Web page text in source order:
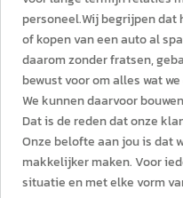
personeel.Wij begrijpen
of kopen van een auto al
daarom zonder fratsen,
bewust voor om alles wat
We kunnen daarvoor
Dat is de reden dat onze
Onze belofte aan jou is dat
makkelijker maken. Voor
situatie en met elke vorm